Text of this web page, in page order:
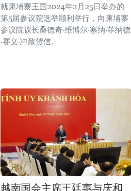
就柬埔寨王国2024年2月25日举办的
第5届参议院选举顺利举行，向柬埔寨
参议院议长桑德奇·维博尔·塞纳·菲纳德
·赛义·冲致贺信。
越南国会主席王廷惠与庆和